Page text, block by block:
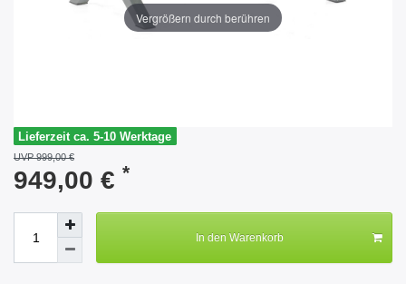
Vergrößern durch berühren
Lieferzeit ca. 5-10 Werktage
UVP 999,00 €
949,00 € *
In den Warenkorb